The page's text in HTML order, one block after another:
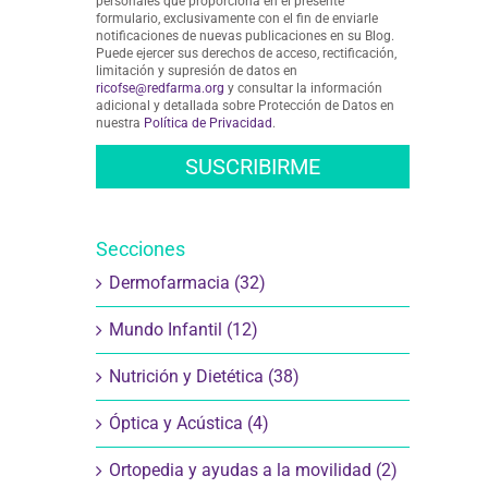
formulario, exclusivamente con el fin de enviarle
notificaciones de nuevas publicaciones en su Blog.
Puede ejercer sus derechos de acceso, rectificación,
limitación y supresión de datos en
ricofse@redfarma.org y consultar la información
adicional y detallada sobre Protección de Datos en
nuestra Política de Privacidad .
Secciones
Dermofarmacia (32)
Mundo Infantil (12)
Nutrición y Dietética (38)
Óptica y Acústica (4)
Ortopedia y ayudas a la movilidad (2)